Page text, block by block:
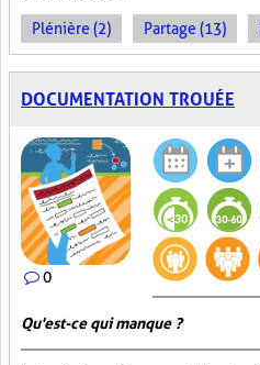
Plénière (2) Partage (13)
DOCUMENTATION TROUÉE
0
Qu'est-ce qui manque ?